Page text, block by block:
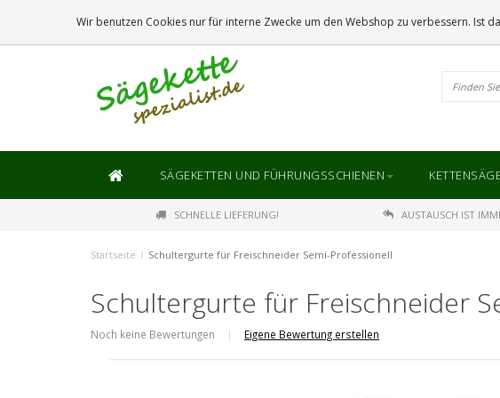
SÄGEKETTEN UND FÜHRUNGSSCHIENEN
SCHNELLE LIEFERUNG! AUSTAUSCH IST
Startseite / Schultergurte für Freischneider Semi-Professionell
Schultergurte für Freischneider
Noch keine Bewertungen | Eigene Bewertung erstellen
Wir benutzen Cookies nur für interne Zwecke um den Webshop zu verbessern. Ist